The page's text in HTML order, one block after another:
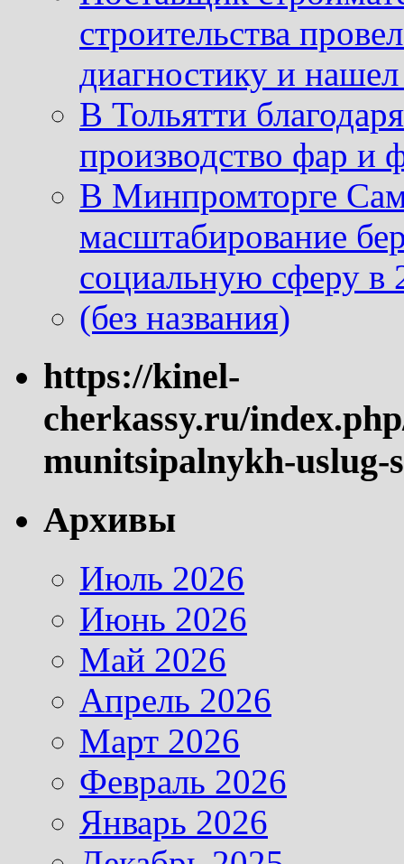
строительства
диагностику и
В Тольятти
производство фар и
В Минпромторге
масштабирование
социальную сферу в
(без названия)
https://kinel-
cherkassy.ru/
munitsipalnykh-uslug-
Архивы
Июль 2026
Июнь 2026
Май 2026
Апрель 2026
Март 2026
Февраль 2026
Январь 2026